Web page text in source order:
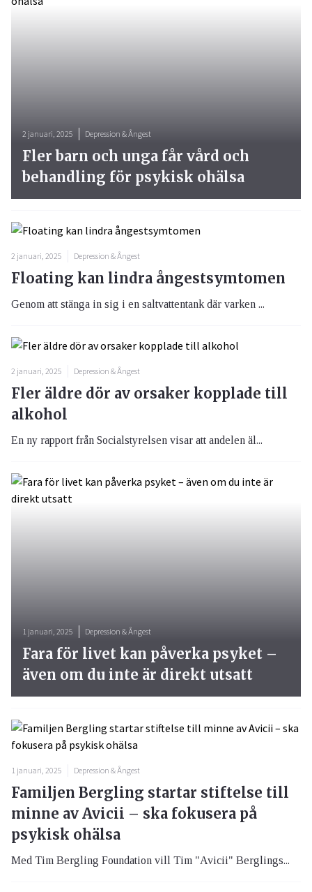
2 januari, 2025 Depression & Ångest
Floating kan lindra ångestsymtomen
Genom att stänga in sig i en saltvattentank där varken ...
2 januari, 2025 Depression & Ångest
Fler äldre dör av orsaker kopplade till
alkohol
En ny rapport från Socialstyrelsen visar att andelen äl...
2 januari, 2025 Depression & Ångest
Fler barn och unga får vård och
behandling för psykisk ohälsa
1 januari, 2025 Depression & Ångest
Fara för livet kan påverka psyket –
även om du inte är direkt utsatt
1 januari, 2025 Depression & Ångest
Familjen Bergling startar stiftelse till
minne av Avicii – ska fokusera på
psykisk ohälsa
Med Tim Bergling Foundation vill Tim "Avicii" Berglings...